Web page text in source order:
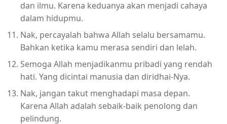
dan ilmu. Karena keduanya akan menjadi cahaya
dalam hidupmu.
Nak, percayalah bahwa Allah selalu bersamamu.
Bahkan ketika kamu merasa sendiri dan lelah.
Semoga Allah menjadikanmu pribadi yang rendah
hati. Yang dicintai manusia dan diridhai-Nya.
Nak, jangan takut menghadapi masa depan.
Karena Allah adalah sebaik-baik penolong dan
pelindung.